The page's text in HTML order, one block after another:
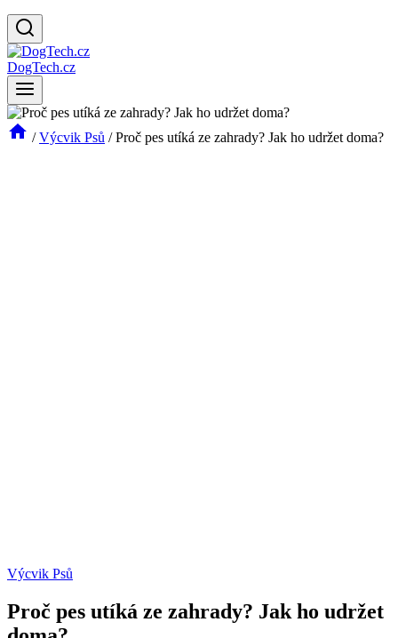
DogTech.cz
/ Výcvik Psů / Proč pes utíká ze zahrady? Jak ho udržet doma?
Výcvik Psů
Proč pes utíká ze zahrady? Jak ho udržet